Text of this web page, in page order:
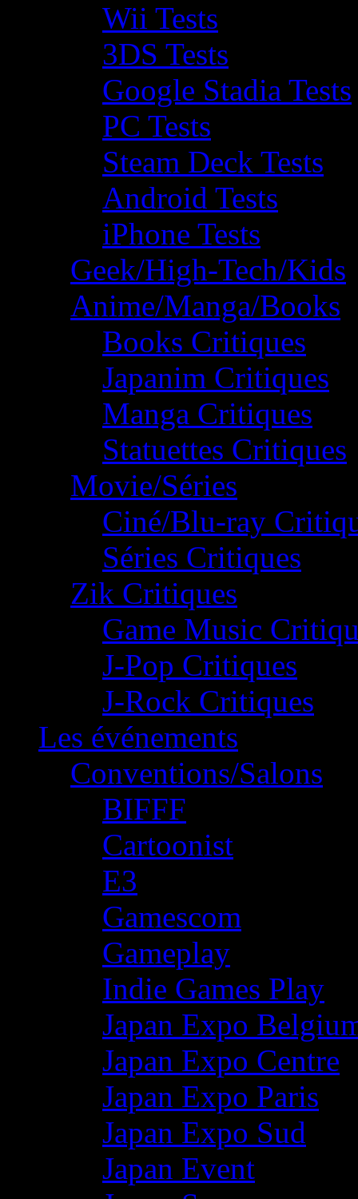
Wii Tests
3DS Tests
Google Stadia Tests
PC Tests
Steam Deck Tests
Android Tests
iPhone Tests
Geek/High-Tech/Kids
Anime/Manga/Books
Books Critiques
Japanim Critiques
Manga Critiques
Statuettes Critiques
Movie/Séries
Ciné/Blu-ray
Séries Critiques
Zik Critiques
Game Music
J-Pop Critiques
J-Rock Critiques
Les événements
Conventions/Salons
BIFFF
Cartoonist
E3
Gamescom
Gameplay
Indie Games Play
Japan Expo
Japan Expo Centre
Japan Expo Paris
Japan Expo Sud
Japan Event